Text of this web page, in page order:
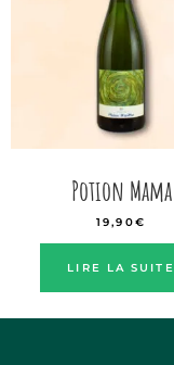
Potion Mama
19,90€
LIRE LA SUITE